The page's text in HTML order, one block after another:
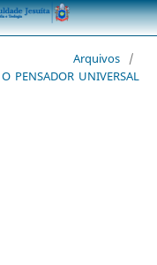
Arquivos
/
PENSADOR UNIVERSAL